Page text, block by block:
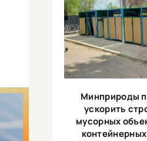
Минприроды
ускорить
мусорных